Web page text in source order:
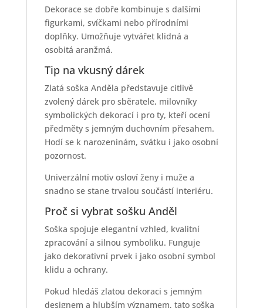
Dekorace se dobře kombinuje s dalšími
figurkami, svíčkami nebo přírodními
doplňky. Umožňuje vytvářet klidná a
osobitá aranžmá.
Tip na vkusný dárek
Zlatá soška Anděla představuje citlivě
zvolený dárek pro sběratele, milovníky
symbolických dekorací i pro ty, kteří ocení
předměty s jemným duchovním přesahem.
Hodí se k narozeninám, svátku i jako osobní
pozornost.
Univerzální motiv osloví ženy i muže a
snadno se stane trvalou součástí interiéru.
Proč si vybrat sošku Anděl
Soška spojuje elegantní vzhled, kvalitní
zpracování a silnou symboliku. Funguje
jako dekorativní prvek i jako osobní symbol
klidu a ochrany.
Pokud hledáš zlatou dekoraci s jemným
designem a hlubším významem, tato soška